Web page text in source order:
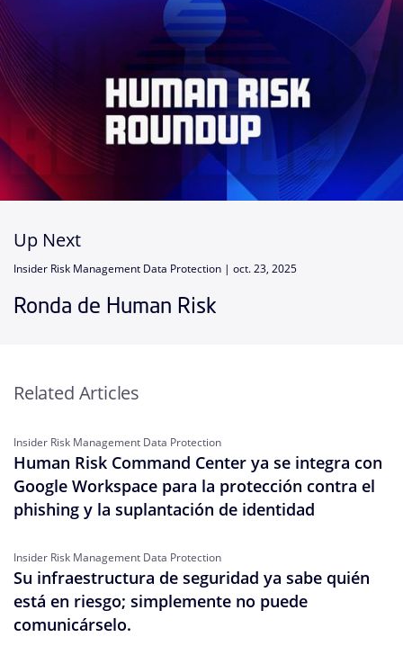
Up Next
Insider Risk Management Data Protection | oct. 23, 2025
Ronda de Human Risk
Related Articles
Insider Risk Management Data Protection
Human Risk Command Center ya se integra con
Google Workspace para la protección contra el
phishing y la suplantación de identidad
Insider Risk Management Data Protection
Su infraestructura de seguridad ya sabe quién
está en riesgo; simplemente no puede
comunicárselo.